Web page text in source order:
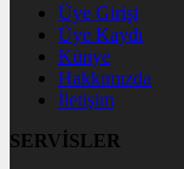
Üye Girişi
Üye Kaydı
Künye
Hakkımızda
İletişim
SERVİSLER